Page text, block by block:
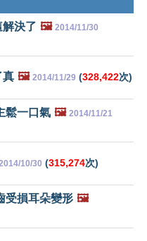
決了 🖼️ 2014/11/30
真 🖼️ 2014/11/29 (328,422次)
鬆一口氣 🖼️ 2014/11/21
10/30 (315,274次)
受損耳朵變形 🖼️